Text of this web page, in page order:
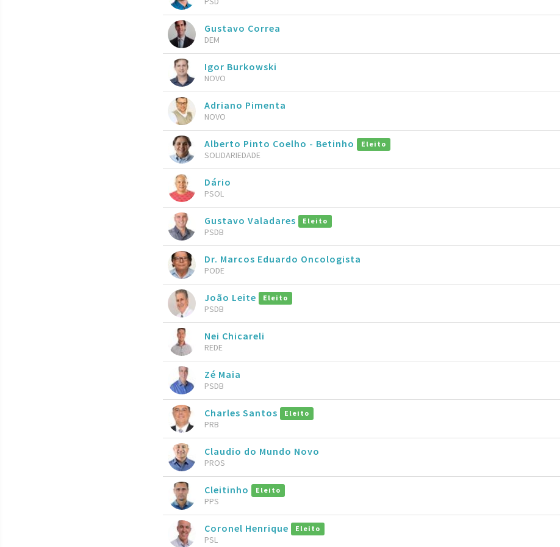
Gustavo Correa
DEM
Igor Burkowski
NOVO
Adriano Pimenta
NOVO
Alberto Pinto Coelho - Betinho Eleito
SOLIDARIEDADE
Dário
PSOL
Gustavo Valadares Eleito
PSDB
Dr. Marcos Eduardo Oncologista
PODE
João Leite Eleito
PSDB
Nei Chicareli
REDE
Zé Maia
PSDB
Charles Santos Eleito
PRB
Claudio do Mundo Novo
PROS
Cleitinho Eleito
PPS
Coronel Henrique Eleito
PSL